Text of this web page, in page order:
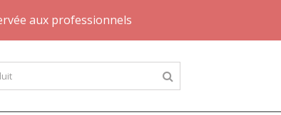
aux professionnels